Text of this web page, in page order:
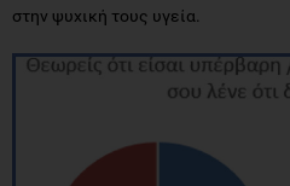
στην ψυχική τους υγεία.